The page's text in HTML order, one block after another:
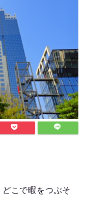
こで暇をつぶそ